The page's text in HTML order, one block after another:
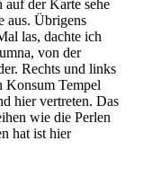
der Karte sehe
aus. Übrigens
las, dachte ich
von der
Rechts und links
Konsum Tempel
hier vertreten. Das
wie die Perlen
hat ist hier